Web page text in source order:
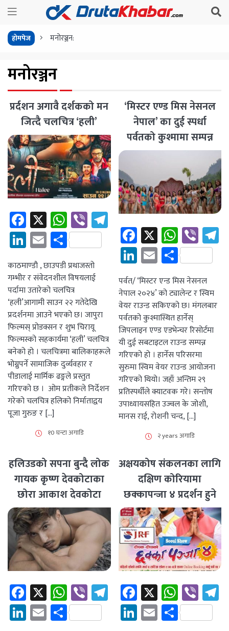
होमपेज मनोरञ्जन:
मनोरञ्जन
प्रर्दशन अगावै दर्शकको मन
जित्दै चलचित्र ‘हली’
Facebook
X WhatsApp
ViberTelegram
LinkedIn
EmailShare
काठमाण्डौ , छाउपडी प्रथाजस्तो
गम्भीर र संवेदनशील विषयलाई
पर्दामा उतारेको चलचित्र
‘हली’आगामी साउन २२ गतेदेखि
प्रदर्शनमा आउने भएको छ। जापुरा
फिल्मस् प्रोडक्सन र शुभ चिरायू
फिल्मस्को सहकार्यमा ‘हली’ चलचित्र
बनेको हो । चलचित्रमा बालिकाहरूले
भोग्नुपर्ने सामाजिक दुर्व्यवहार र
पीडालाई मार्मिक ढङ्गले प्रस्तुत
गरिएको छ । ओम प्रतीकले निर्देशन
गरेको चलचित्र हलिको निर्माताद्वय
पूजा गुरुङ र […]
१0 घन्टा अगाडि
‘मिस्टर एण्ड मिस नेसनल
नेपाल’ का दुई स्पर्धा
पर्वतको कुश्मामा सम्पन्न
Facebook
X
LinkedIn
EmailShare
पर्वत/ ‘मिस्टर एन्ड मिस नेसनल
नेपाल २०२४’ को ट्यालेन्ट र स्विम
वेयर राउन्ड सकिएको छ। मंगलबार
पर्वतको कुश्मास्थित हार्नेस्
जिपलाइन एण्ड एडभेन्चर रिसोर्टमा
यी दुई सबटाइटल राउन्ड सम्पन्न
गरिएको हो । हार्नेस परिसरमा
सुरुमा स्विम वेयर राउन्ड आयोजना
गरिएको थियो। जहाँ अन्तिम २९
प्रतिस्पर्धीले क्याटवक गरे। सन्तोष
उपाध्यायसहित उज्वल के जोशी,
मानस राई, रोशनी चन्द, […]
२ years अगाडि
हलिउडको सपना बुन्दै लोक
गायक कृष्ण देवकोटाका
छोरा आकाश देवकोटा
Facebook
X WhatsApp
ViberTelegram
LinkedIn
EmailShare
अक्षयकोष संकलनका लागि
दक्षिण कोरियामा
छक्कापन्जा ४ प्रदर्शन हुने
Facebook
X
LinkedIn
EmailShare